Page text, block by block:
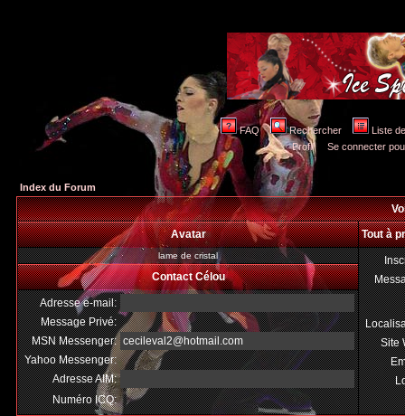
FAQ Rechercher
Liste
Profil
Se connecter
Index du Forum
Avatar
Tout à
lame de cristal
Site
Contact Célou
Adresse e-mail:
Message Privé:
MSN Messenger: cecileval2@hotmail.com
Yahoo Messenger:
Adresse AIM:
Numéro ICQ: